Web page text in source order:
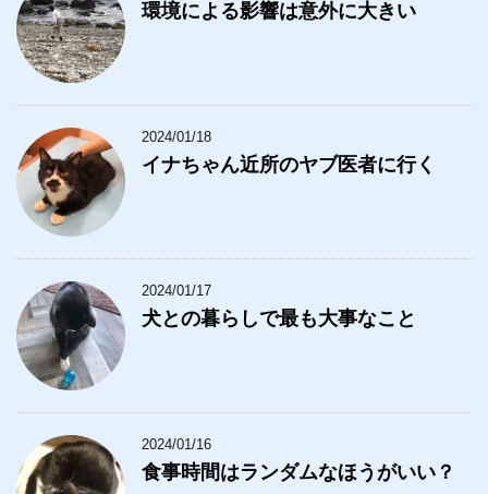
環境による影響は意外に大きい
2024/01/18
イナちゃん近所のヤブ医者に行く
2024/01/17
犬との暮らしで最も大事なこと
2024/01/16
食事時間はランダムなほうがいい？